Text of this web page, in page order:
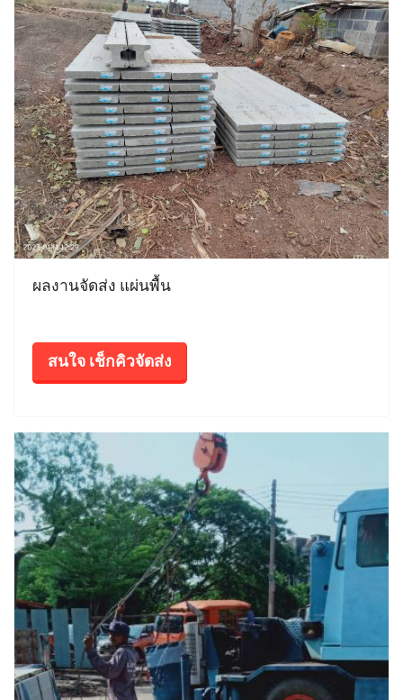
ผลงานจัดส่ง แผ่นพื้น
สนใจ เช็กคิวจัดส่ง